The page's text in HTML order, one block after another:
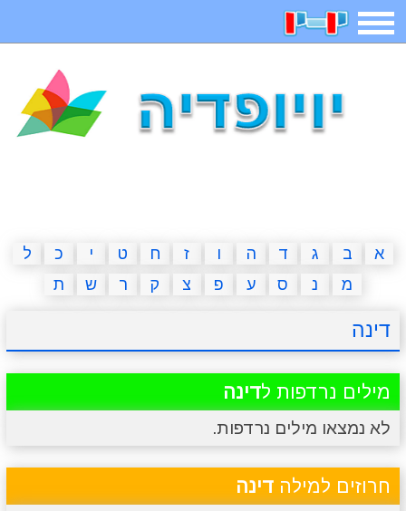
תפריט
איש תלוי מדריכים פוקימון גו מצא הבדלים
יצירה משחקי בנות אשליות חדשות
א ב ג ד ה ו ז ח ט י כ
ל
מ
נ ס ע פ צ ק ר ש ת
דינה
מילים נרדפות לדינה
לא נמצאו מילים נרדפות.
חרוזים למילה דינה